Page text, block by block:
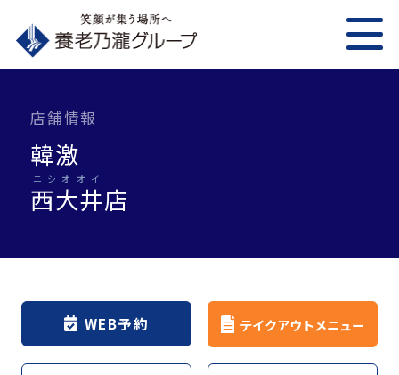
店舗情報
韓激
西大井
ニシオオイ
店
WEB予約 テイクアウトメニュー